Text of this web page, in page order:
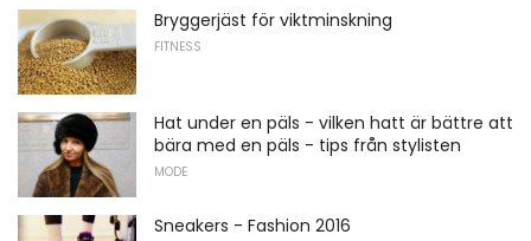
Bryggerjäst för viktminskning
FITNESS
Hat under en päls - vilken hatt är bättre att
bära med en päls - tips från stylisten
MODE
Sneakers - Fashion 2016